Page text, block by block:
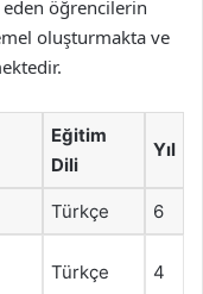
öğrencilerin
oluşturmakta ve
Eğitim
Dili
Yıl
Türkçe 6
Türkçe 4